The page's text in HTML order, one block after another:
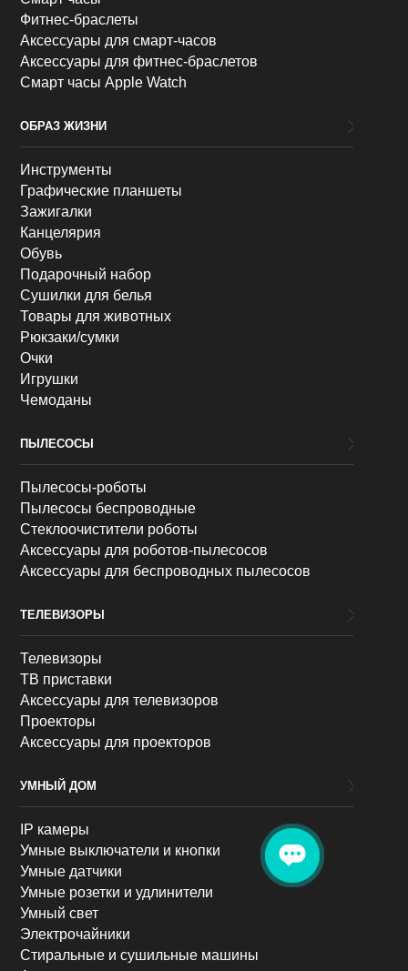
Фитнес-браслеты
Аксессуары для смарт-часов
Аксессуары для фитнес-браслетов
Смарт часы Apple Watch
ОБРАЗ ЖИЗНИ
Инструменты
Графические планшеты
Зажигалки
Канцелярия
Обувь
Подарочный набор
Сушилки для белья
Товары для животных
Рюкзаки/сумки
Очки
Игрушки
Чемоданы
ПЫЛЕСОСЫ
Пылесосы-роботы
Пылесосы беспроводные
Стеклоочистители роботы
Аксессуары для роботов-пылесосов
Аксессуары для беспроводных пылесосов
ТЕЛЕВИЗОРЫ
Телевизоры
ТВ приставки
Аксессуары для телевизоров
Проекторы
Аксессуары для проекторов
УМНЫЙ ДОМ
IP камеры
Умные выключатели и кнопки
Умные датчики
Умные розетки и удлинители
Умный свет
Электрочайники
Стиральные и сушильные машины